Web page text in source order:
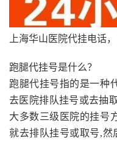
上海华山医院代挂电话
跑腿代挂号是什么？
跑腿代挂号指的是一种
去医院排队挂号或去抽
大多数三级医院的挂号
就去排队挂号或取号,然